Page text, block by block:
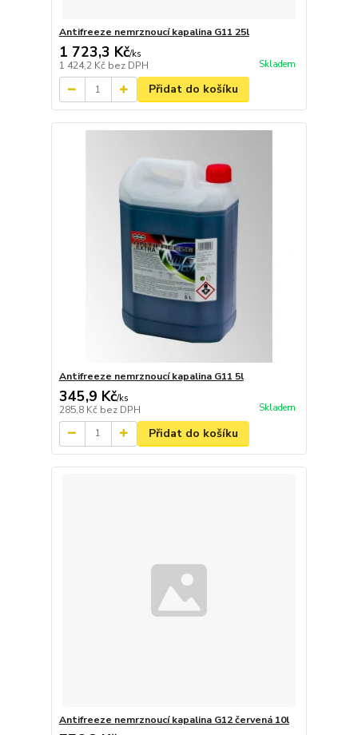
Antifreeze nemrznoucí kapalina G11 25l
1 723,3 Kč/ks
1 424,2 Kč bez DPH Skladem
Přidat do košíku
Antifreeze nemrznoucí kapalina G11 5l
345,9 Kč/ks
285,8 Kč bez DPH Skladem
Přidat do košíku
Antifreeze nemrznoucí kapalina G12 červená 10l